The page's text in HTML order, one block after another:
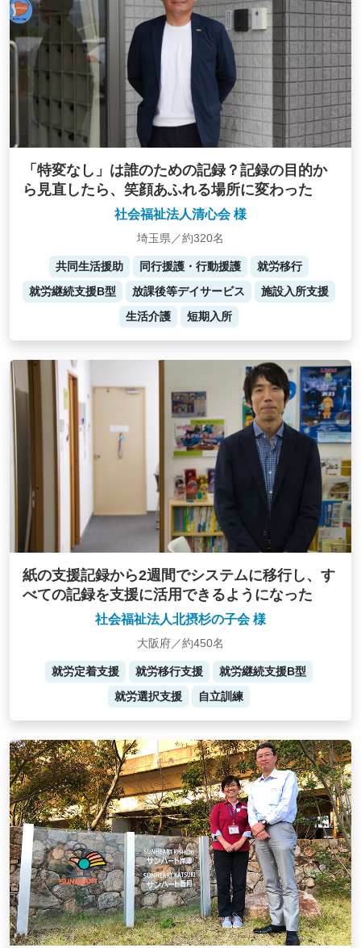
「特変なし」は誰のための記録？記録の目的か
ら見直したら、笑顔あふれる場所に変わった
社会福祉法人清心会 様
埼玉県／約320名
共同生活援助 同行援護・行動援護
就労移行
就労継続支援B型
放課後等デイサービス
施設入所支援
生活介護
短期入所
紙の支援記録から2週間でシステムに移行し、す
べての記録を支援に活用できるようになった
社会福祉法人北摂杉の子会 様
大阪府／約450名
就労定着支援 就労移行支援
就労継続支援B型
就労選択支援
自立訓練